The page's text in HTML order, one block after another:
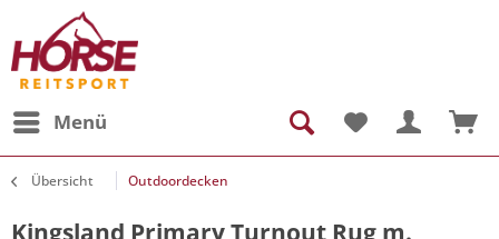
Menü
Übersicht Outdoordecken
Kingsland Primary Turnout Rug m.